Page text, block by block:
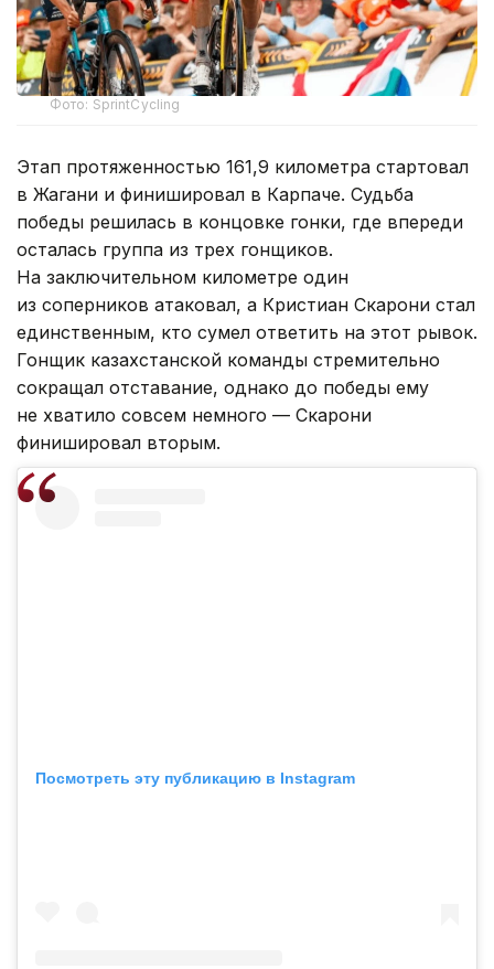
Фото: SprintCycling
Этап протяженностью 161,9 километра стартовал
в Жагани и финишировал в Карпаче. Судьба
победы решилась в концовке гонки, где впереди
осталась группа из трех гонщиков.
На заключительном километре один
из соперников атаковал, а Кристиан Скарони стал
единственным, кто сумел ответить на этот рывок.
Гонщик казахстанской команды стремительно
сокращал отставание, однако до победы ему
не хватило совсем немного — Скарони
финишировал вторым.
Посмотреть эту публикацию в Instagram